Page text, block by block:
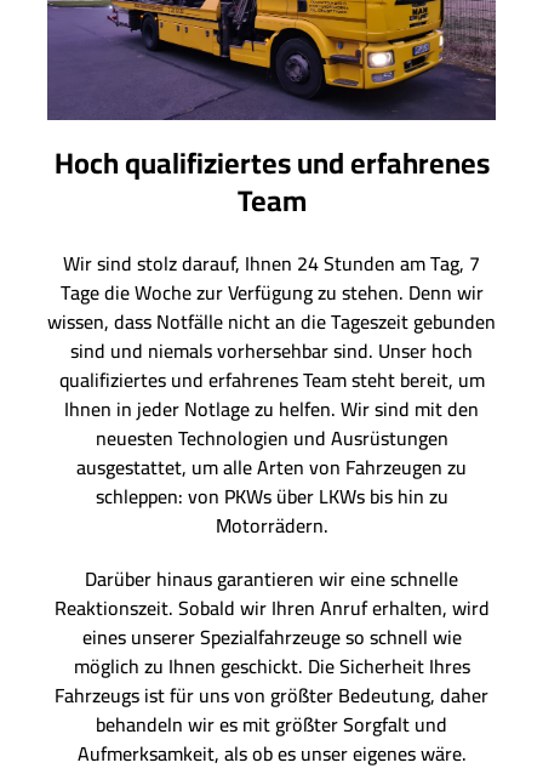
Hoch qualifiziertes und erfahrenes
Team
Wir sind stolz darauf, Ihnen 24 Stunden am Tag, 7
Tage die Woche zur Verfügung zu stehen. Denn wir
wissen, dass Notfälle nicht an die Tageszeit gebunden
sind und niemals vorhersehbar sind. Unser hoch
qualifiziertes und erfahrenes Team steht bereit, um
Ihnen in jeder Notlage zu helfen. Wir sind mit den
neuesten Technologien und Ausrüstungen
ausgestattet, um alle Arten von Fahrzeugen zu
schleppen: von PKWs über LKWs bis hin zu
Motorrädern.
Darüber hinaus garantieren wir eine schnelle
Reaktionszeit. Sobald wir Ihren Anruf erhalten, wird
eines unserer Spezialfahrzeuge so schnell wie
möglich zu Ihnen geschickt. Die Sicherheit Ihres
Fahrzeugs ist für uns von größter Bedeutung, daher
behandeln wir es mit größter Sorgfalt und
Aufmerksamkeit, als ob es unser eigenes wäre.